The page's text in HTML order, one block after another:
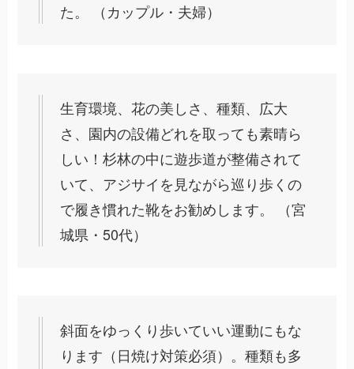
た。 （カップル・夫婦）
生育環境、花の美しさ、種類、広大
さ、園内の設備どれを取っても素晴ら
しい！杉林の中に遊歩道が整備されて
いて、アジサイを見ながら巡り歩くの
で履き慣れた靴をお勧めします。 （宮
城県・50代）
斜面をゆっくり歩いていい運動にもな
ります（日焼け対策必須）。種類も多